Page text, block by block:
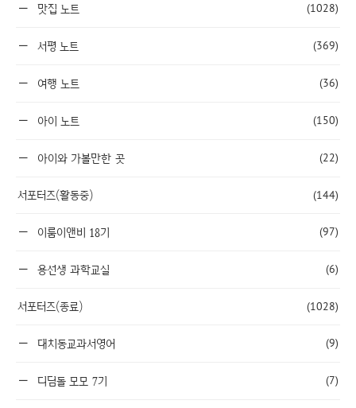
맛집 노트 (1028)
서평 노트 (369)
여행 노트 (36)
아이 노트 (150)
아이와 가볼만한 곳 (22)
서포터즈(활동중) (144)
이룸이앤비 18기 (97)
용선생 과학교실 (6)
서포터즈(종료) (1028)
대치동교과서영어 (9)
디딤돌 모모 7기 (7)